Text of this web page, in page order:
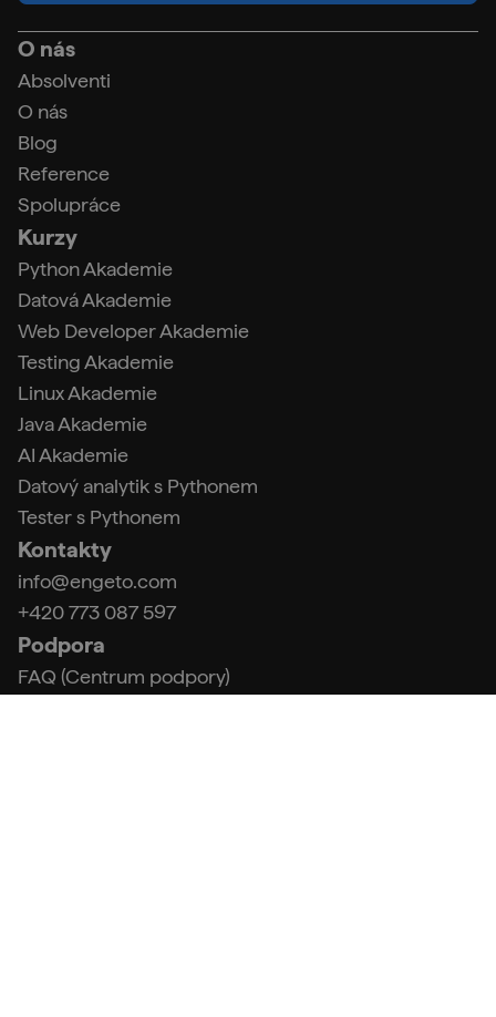
O nás
Absolventi
O nás
Blog
Reference
Spolupráce
Kurzy
Python Akademie
Datová Akademie
Web Developer Akademie
Testing Akademie
Linux Akademie
Java Akademie
AI Akademie
Datový analytik s Pythonem
Tester s Pythonem
Kontakty
info@engeto.com
+420 773 087 597
Podpora
FAQ (Centrum podpory)